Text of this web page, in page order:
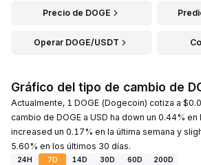
Precio de DOGE
Operar DOGE/USDT
Gráfico del tipo de cambio de
Actualmente, 1 DOGE (Dogecoin) cotiza a
cambio de DOGE a USD ha down un 0.44%
increased un 0.17% en la última semana y
5.60% en los últimos 30 días.
24H 7D 14D 30D 60D
200D